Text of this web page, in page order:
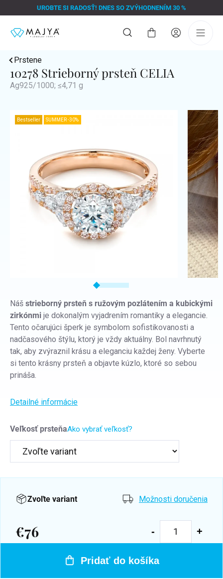
na
UROBTE SI RADOSŤ! DNES SO ZVÝHODNENÍM 30 %
Nákupný
Prstene
10278 Strieborný prsteň CELIA
Ag925/1000; ≤4,71 g
Bestseller SUMMER -30%
Veľkosť prsteňaAko vybrať veľkosť?
Náš strieborný prsteň s ružovým pozlátením a kubickými
zirkónmi je dokonalým vyjadrením romantiky a elegancie.
Tento očarujúci šperk je symbolom sofistikovanosti a
nadčasového štýlu, ktorý je vždy aktuálny. Bol navrhnutý
tak, aby zvýraznil krásu a eleganciu každej ženy. Vyberte
si tento krásny prsteň a objavte kúzlo, ktoré so sebou
prináša.
Detailné informácie
Zvoľte variant Možnosti doručenia
€76
Jednotková
Pridať do košíka